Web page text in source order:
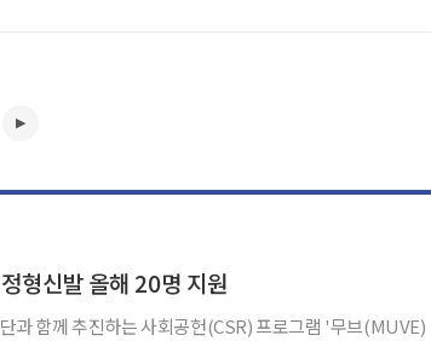
▶
형신발 올해 20명 지원
과 함께 추진하는 사회공헌(CSR) 프로그램 '무브(MUVE)